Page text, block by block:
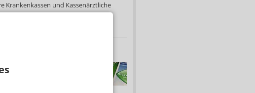
Krankenkassen und Kassenärztliche
(KVen)...Mehr»
auf Rezept